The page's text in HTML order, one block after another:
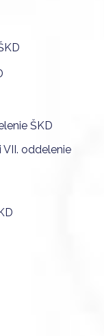
ŠKD
oddelenie